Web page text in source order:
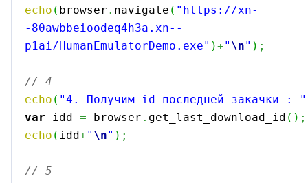
echo ( browser . navigate ( "https://xn-
-80awbbeioodeq4h3a.xn--
p1ai/HumanEmulatorDemo.exe" )+" \n" ) ;
// 4
echo ( "4. Получим id последней закачки : "
var idd = browser . get_last_download_id ( ) ;
echo ( idd+" \n" ) ;
// 5